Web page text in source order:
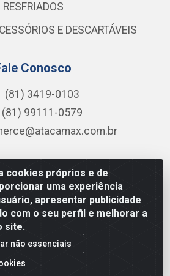
cookies próprios e de
uma experiência
apresentar publicidade
com o seu perfil e melhorar a
site.
não essenciais
RESFRIADOS
E DESCARTÁVEIS
Conosco
(81) 3419-0103
(81) 99111-0579
Alimentos LTDA - RODOVIA BR-
E GALPAO:D - Muribeca, Jaboatão dos
010 - CNPJ 08.305.623/0001-84